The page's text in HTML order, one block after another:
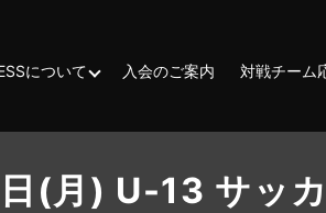
について 入会のご案内 対戦チーム
(月) U-13 サッ